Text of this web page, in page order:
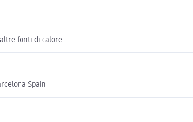
fonti di calore.
Spain